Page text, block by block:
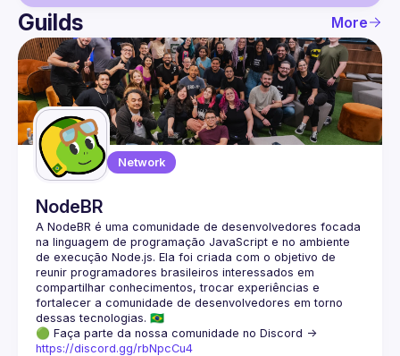
User
Events
Guilds
Guilds More
Network
NodeBR
A NodeBR é uma comunidade de desenvolvedores focada
na linguagem de programação JavaScript e no ambiente
de execução Node.js. Ela foi criada com o objetivo de
reunir programadores brasileiros interessados em
compartilhar conhecimentos, trocar experiências e
fortalecer a comunidade de desenvolvedores em torno
🟢 Faça parte da nossa comunidade no Discord ->
https://discord.gg/rbNpcCu4